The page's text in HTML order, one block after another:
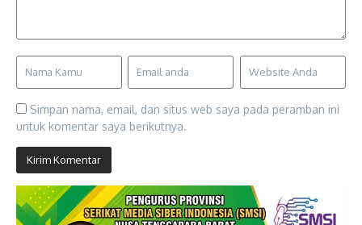
Simpan nama, email, dan situs web saya pada peramban ini
untuk komentar saya berikutnya.